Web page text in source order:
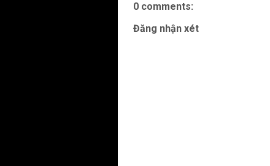
0 comments:
Đăng nhận xét